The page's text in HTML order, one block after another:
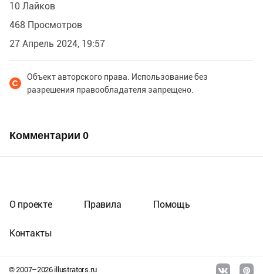
10 Лайков
468 Просмотров
27 Апрель 2024, 19:57
Объект авторского права. Использование без
разрешения правообладателя запрещено.
Комментарии 0
© 2007–2026illustrators.ru
О проекте Правила Помощь
Контакты